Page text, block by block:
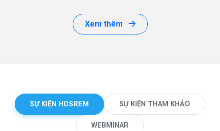
Xem thêm
SỰ KIỆN HOSREM SỰ KIỆN THAM KHẢO
WEBMINAR